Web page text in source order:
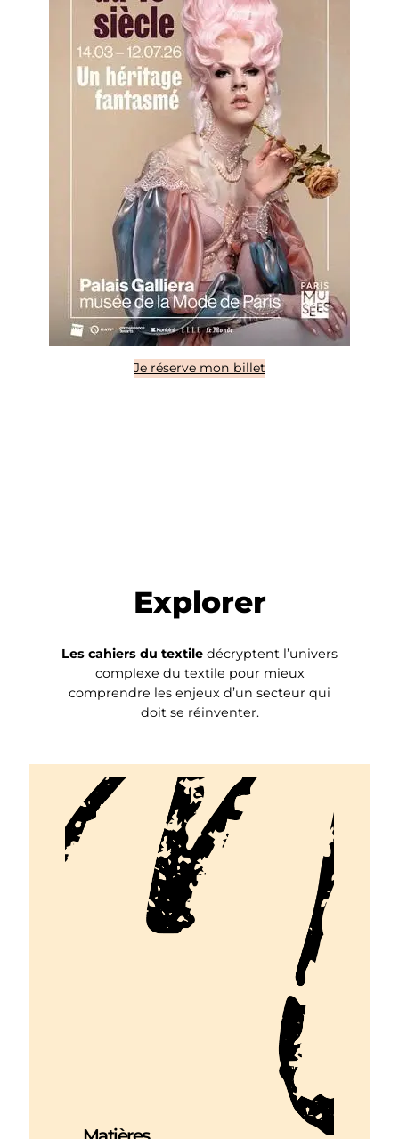
Je réserve mon billet
Explorer
Les cahiers du textile décryptent l’univers
complexe du textile pour mieux
comprendre les enjeux d’un secteur qui
doit se réinventer.